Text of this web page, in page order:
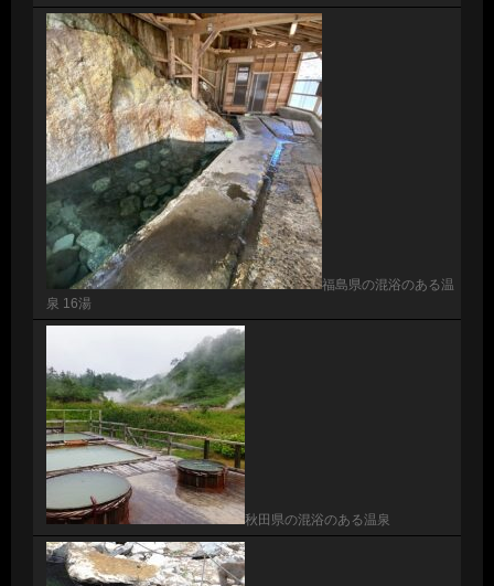
福島県の混浴のある温
泉 16湯
秋田県の混浴のある温泉